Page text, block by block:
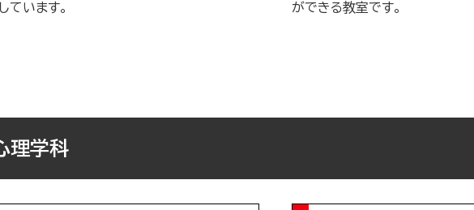
ています。
ができる教室です。
理学科